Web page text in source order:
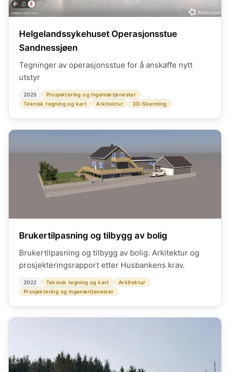
Helgelandssykehuset Operasjonsstue
Sandnessjøen
Tegninger av operasjonsstue for å anskaffe nytt
utstyr
2025
Prosjektering og ingeniørtjenester
Teknisk tegning og kart
Arkitektur 3D-Skanning
Brukertilpasning og tilbygg av bolig
Brukertilpasning og tilbygg av bolig. Arkitektur og
prosjekteringsrapport etter Husbankens krav.
2022 Teknisk tegning og kart
Arkitektur
Prosjektering og ingeniørtjenester